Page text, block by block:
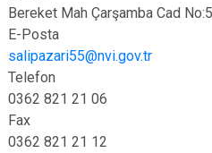
Bereket Mah Çarşamba Cad
E-Posta
salipazari55@nvi.gov.tr
Telefon
0362 821 21 06
Fax
0362 821 21 12